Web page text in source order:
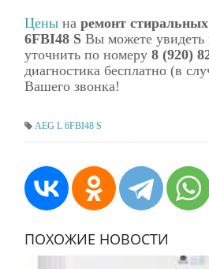
Цены наремонт
6FBI48 S Вы можете увидеть
уточнить по номеру8 (920)
диагностика бесплатно (в
Вашего звонка!
AEG L 6FBI48 S
ПОХОЖИЕ НОВОСТИ